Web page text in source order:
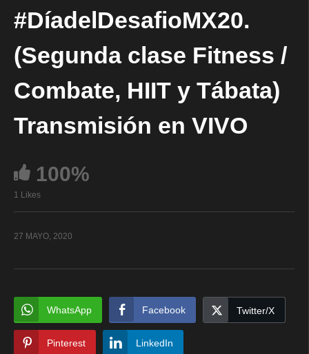
#DíadelDesafioMX20.
(Segunda clase Fitness /
Combate, HIIT y Tábata)
Transmisión en VIVO
100%
1 Likes
27 MAYO, 2020
WhatsApp Facebook Twitter/X
Pinterest LinkedIn